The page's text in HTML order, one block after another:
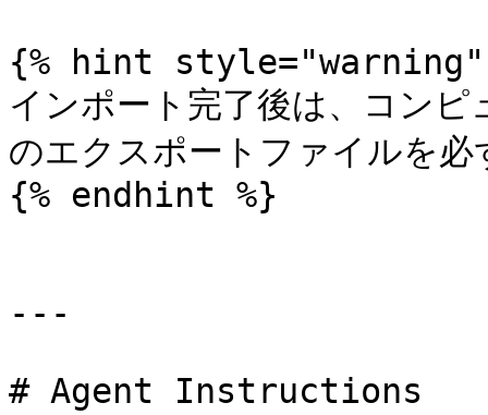
{% hint style="warning"
インポート完了後は、コン
のエクスポートファイルを
{% endhint %}
---
# Agent Instructions